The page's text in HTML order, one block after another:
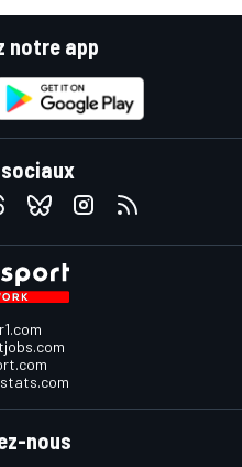
notre app
nous